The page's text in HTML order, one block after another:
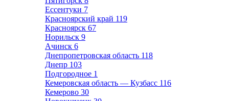
Ессентуки 7
Красноярский край 119
Красноярск 67
Норильск 9
Ачинск 6
Днепропетровская область 118
Днепр 103
Подгородное 1
Кемеровская область — Кузбасс 116
Кемерово 30